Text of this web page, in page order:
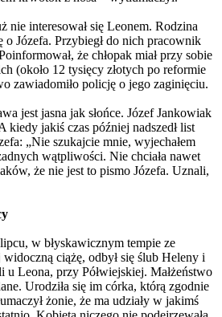
nie interesował się Leonem. Rodzina
o Józefa. Przybiegł do nich pracownik
że chłopak miał przy sobie
(około 12 tysięcy złotych po reformie
zawiadomiło policję o jego zaginięciu.
jest jasna jak słońce. Józef Jankowiak
kiedy jakiś czas później nadszedł list
„Nie szukajcie mnie, wyjechałem
wątpliwości. Nie chciała nawet
że nie jest to pismo Józefa. Uznali,
w błyskawicznym tempie ze
ciążę, odbył się ślub Heleny i
u Leona, przy Półwiejskiej. Małżeństwo
Urodziła się im córka, którą zgodnie
żonie, że ma udziały w jakimś